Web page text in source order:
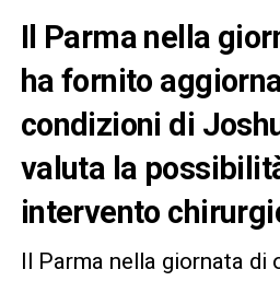
Il Parma nella
ha fornito
condizioni di
valuta la
intervento
Il Parma nella giornata